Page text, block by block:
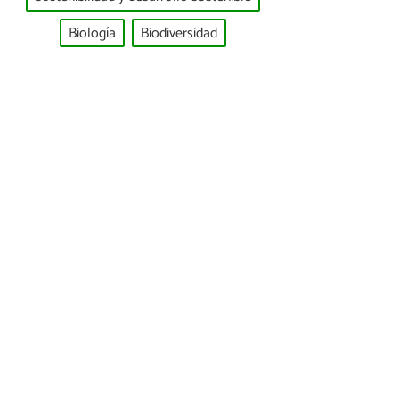
Biología
Biodiversidad